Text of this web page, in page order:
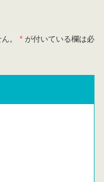
。 * が付いている欄は必